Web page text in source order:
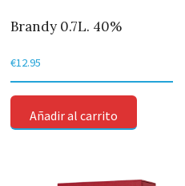
Brandy 0.7L. 40%
€12.95
Añadir al carrito